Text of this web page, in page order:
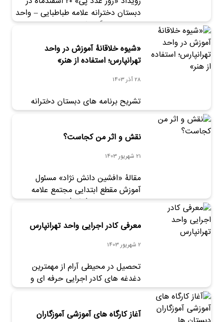
شد. دکتر مهشید کارخانه‌چی، این
کارگاه‌ها را در سالن اجتماعات دبستان
دبستان دخترانه علامه طباطبایی – واحد
تهرانپارس برگزار شد.
«شیوه خلاقانۀ آموزش در واحد
تهرانپارس؛ استفاده از هنر»
28 آذر 1403
تشریح برنامه های دبستان دخترانه
علامه طباطبایی – واحد تهرانپارس، از
نقش و اثر من کجاست؟
21 شهریور 1403
مقالۀ «افشین دانش نژاد» مسئول
آموزش مقطع ابتدایی مجتمع علامه
طباطبایی در مجلۀ فارغ التحصیلان پایه
تحصیلی ۱۴۰۳-۱۴۰۲.
معرفی کادر اجرایی واحد تهرانپارس
2 شهریور 1403
تحصیل در محیطی آرام از مهمترین
دغدغه های کادر اجرایی حرفه ای و
دلسوز دبستان دخترانه علامه طباطبایی-
آغاز کارگاه های آموزشی آموزگاران